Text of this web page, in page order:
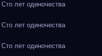
лет одиночества
лет одиночества
лет одиночества